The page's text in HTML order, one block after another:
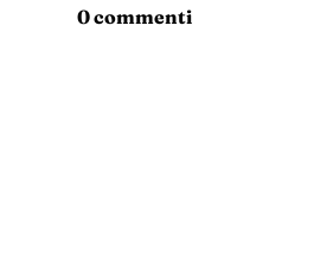
0 commenti